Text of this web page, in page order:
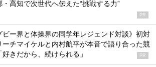
・高知で次世代へ伝えた“挑戦する力”
PR
ビー界と体操界の同学年レジェンド対談》初対
ーチマイケルと内村航平が本音で語り合った競
好きだから、続けられる」
PR